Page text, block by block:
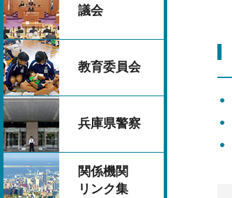
議会
教育委員会
兵庫県警察
関係機関
リンク集